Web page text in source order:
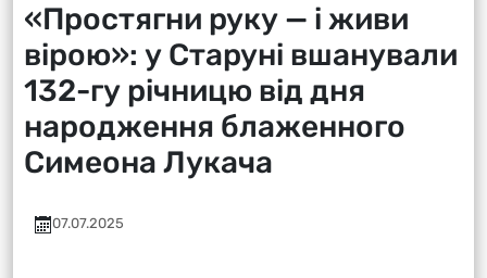
«Простягни руку — і живи
вірою»: у Старуні вшанували
132-гу річницю від дня
народження блаженного
Симеона Лукача
07.07.2025